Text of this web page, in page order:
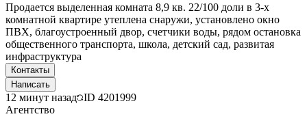
Продается выделенная комната 8,9 кв. 22/100 доли в 3-х
комнатной квартире утеплена снаружи, установлено окно
ПВХ, благоустроенный двор, счетчики воды, рядом остановка
общественного транспорта, школа, детский сад, развитая
инфраструктура
Контакты
Написать
12 минут назад ID 4201999
Агентство